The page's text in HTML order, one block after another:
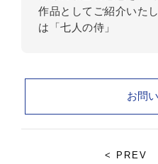
作品としてご紹介いた
は「七人の侍」
お問
< PREV